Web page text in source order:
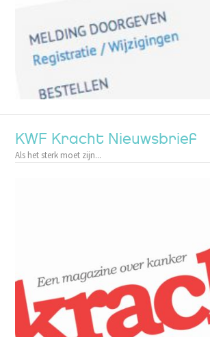
KWF Kracht Nieuwsbrief
Als het sterk moet zijn...